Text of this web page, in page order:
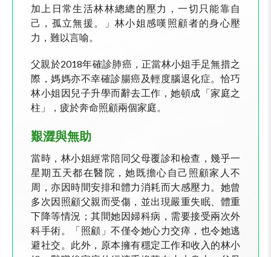
加上日常生活林林總總的壓力，一切只能靠自
己，孤立無援。」林小姐感嘆照顧者的身心壓
力，難以言喻。
父親於2018年確診肺癌，正當林小姐手足無措之
際，媽媽亦不幸確診腸癌及輕度腦退化症。恰巧
林小姐因兒子升學而辭去工作，她頓成「家庭之
柱」，疲於奔命照顧兩個家庭。
艱澀與無助
當時，林小姐經常陪同父母覆診和檢查，幾乎一
星期五天都在醫院，她既擔心自己照顧家人不
周，亦因時間安排和體力消耗而大感壓力。她曾
多次因照顧父親而受傷，並出現嚴重失眠、體重
下降等情況；其間她因婦科病，需要接受兩次外
科手術。「照顧」不僅令她心力交瘁，也令她逃
避社交。此外，原本擁有穩定工作和收入的林小